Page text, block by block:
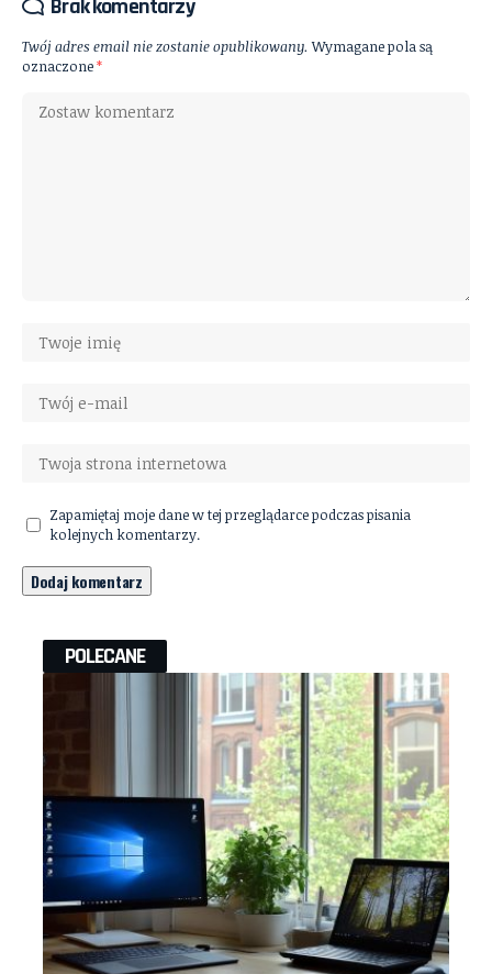
Brak komentarzy
Twój adres email nie zostanie opublikowany. Wymagane pola są
oznaczone*
Zapamiętaj moje dane w tej przeglądarce podczas pisania
kolejnych komentarzy.
POLECANE